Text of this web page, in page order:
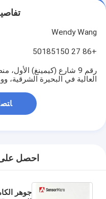
Wendy Wang
+86 27 50185150
رقم 9 شارع (كيمينغ) الأول،
العالية في البحيرة الشرقية، ووهان 430205،
احصل
جوهر